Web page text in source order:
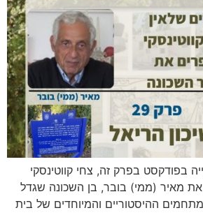
בפודקסט בפרק זה, צחי קווטינסקי
את מאיר (ממי) בובר, בן השכונה שגדל
ההיסטוריים והמיוחדים של בית